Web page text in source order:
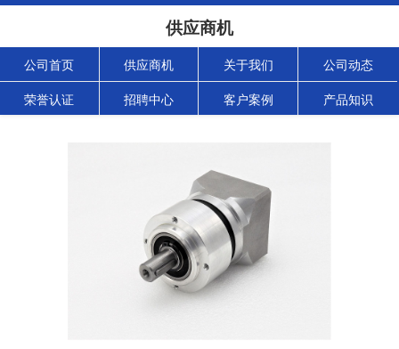
供应商机
公司首页 供应商机 关于我们 公司动态
荣誉认证 招聘中心 客户案例 产品知识